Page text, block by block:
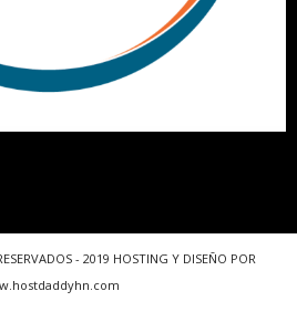
- 2019 HOSTING Y DISEÑO POR